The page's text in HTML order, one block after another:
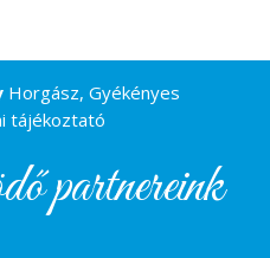
Horgász, Gyékényes
tájékoztató
partnereink